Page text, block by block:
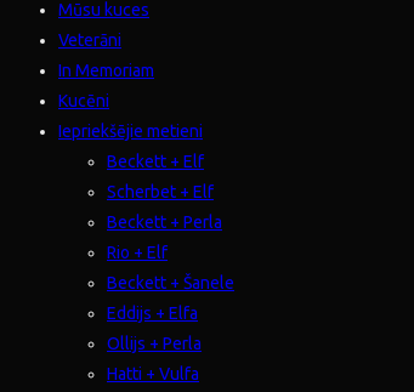
Mūsu kuces
Veterāni
In Memoriam
Kucēni
Iepriekšējie metieni
Beckett + Elf
Scherbet + Elf
Beckett + Perla
Rio + Elf
Beckett + Šanele
Eddijs + Elfa
Ollijs + Perla
Hatti + Vulfa